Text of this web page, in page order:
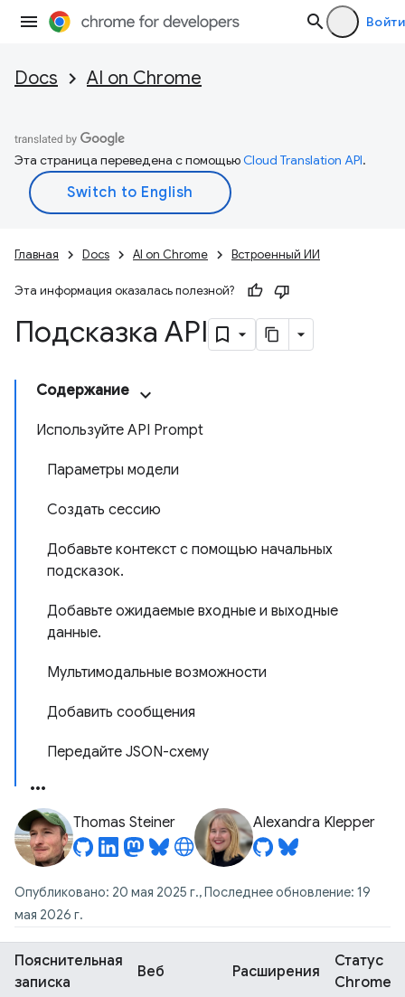
Войти
Docs AI on Chrome
Эта страница переведена с помощьюCloud Translation API.
Главная Docs AI on Chrome Встроенный ИИ
Эта информация оказалась полезной?
Подсказка API
Содержание
Используйте API Prompt
Параметры модели
Создать сессию
Добавьте контекст с помощью начальных
подсказок.
Добавьте ожидаемые входные и выходные
данные.
Мультимодальные возможности
Добавить сообщения
Передайте JSON-схему
Thomas Steiner Alexandra Klepper
Опубликовано: 20 мая 2025 г., Последнее обновление: 19
мая 2026 г.
Пояснительная
записка
Веб Расширения
Статус
Chrome